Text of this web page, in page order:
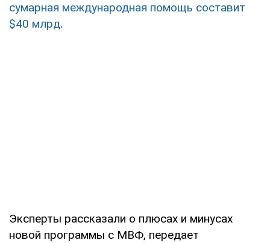
сумарная международная помощь составит
$40 млрд.
Эксперты рассказали о плюсах и минусах
новой программы с МВФ, передает